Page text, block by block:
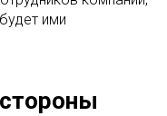
ими